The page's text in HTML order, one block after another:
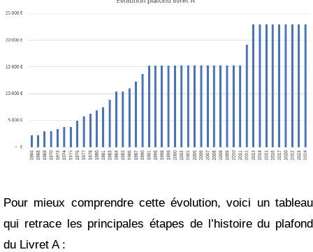
Pour mieux comprendre cette évolution, voici un tableau
qui retrace les principales étapes de l’histoire du plafond
du Livret A :